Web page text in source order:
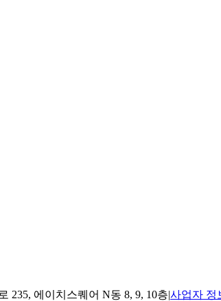
235, 에이치스퀘어 N동 8, 9, 10층|사업자 정